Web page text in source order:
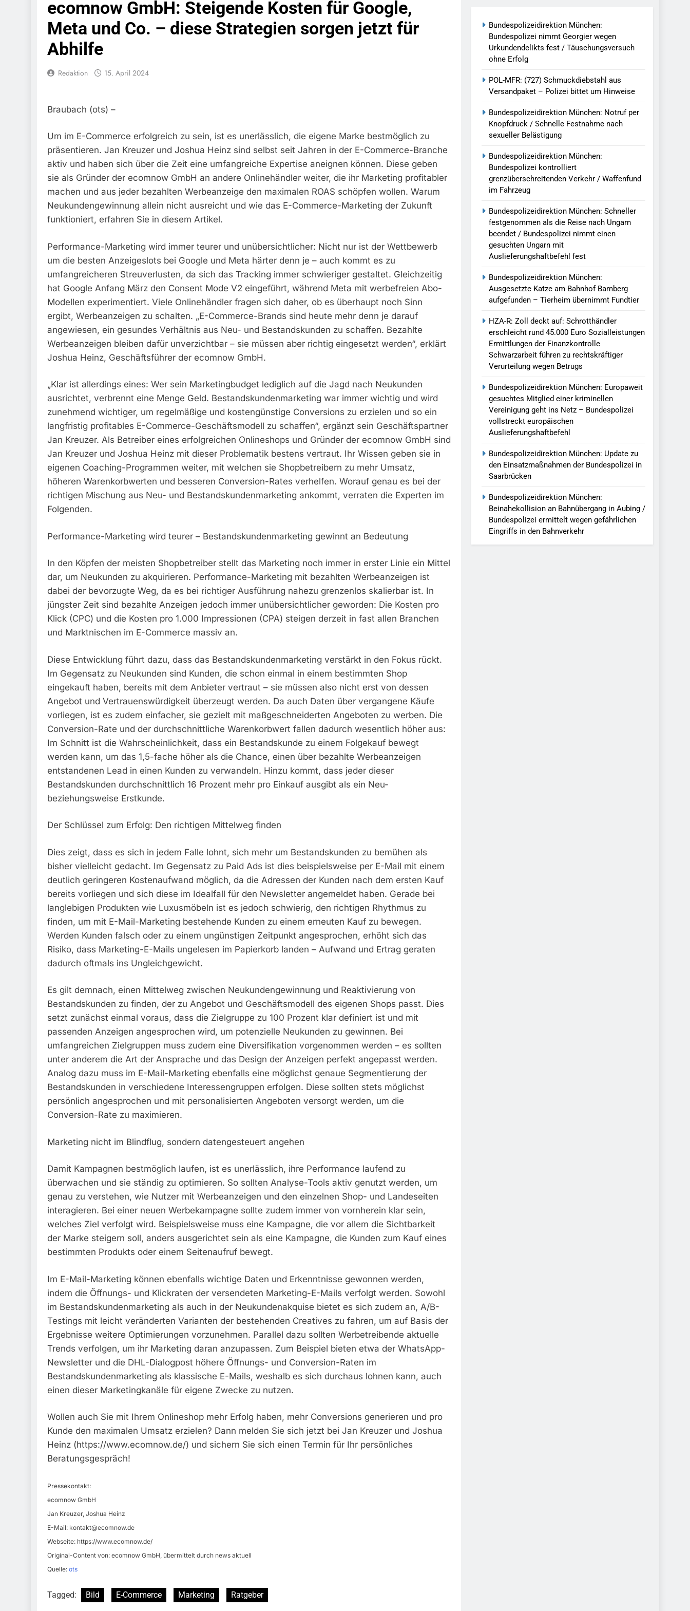
Bundespolizeidirektion München: Bundespolizei Kontrolliert Grenzüberschreitenden Verkehr / Waffenfund Im
Fahrzeug
7. August 2026
Bundespolizeidirektion München: Schneller Festgenommen Als Die Reise Nach Ungarn Beendet / Bundespolizei Nimmt
Bundespolizeidirektion München: Ausgesetzte Katze Am Bahnhof Bamberg Aufgefunden – Tierheim Übernimmt
HZA-R: Zoll Deckt Auf: Schrotthändler Erschleicht Rund 45.000 Euro Sozialleistungen Ermittlungen Der Finanzkontrolle
6. August 2026
Bundespolizeidirektion München: Europaweit Gesuchtes Mitglied Einer Kriminellen Vereinigung Geht Ins Netz –
Bundespolizei Vollstreckt Europäischen Auslieferungshaftbefehl
6. August 2026
Bundespolizeidirektion München: Update Zu Den Einsatzmaßnahmen Der Bundespolizei In Saarbrücken
5. August 2026
Bundespolizeidirektion München: Beinahekollision An Bahnübergang In Aubing / Bundespolizei Ermittelt Wegen
Gefährlichen Eingriffs In Den Bahnverkehr
ecomnow GmbH: Steigende Kosten für Google,
Meta und Co. – diese Strategien sorgen jetzt für
Abhilfe
Redaktion 15. April 2024
Braubach (ots) –
Um im E-Commerce erfolgreich zu sein, ist es unerlässlich, die eigene Marke bestmöglich zu
präsentieren. Jan Kreuzer und Joshua Heinz sind selbst seit Jahren in der E-Commerce-Branche
aktiv und haben sich über die Zeit eine umfangreiche Expertise aneignen können. Diese geben
sie als Gründer der ecomnow GmbH an andere Onlinehändler weiter, die ihr Marketing profitabler
machen und aus jeder bezahlten Werbeanzeige den maximalen ROAS schöpfen wollen. Warum
Neukundengewinnung allein nicht ausreicht und wie das E-Commerce-Marketing der Zukunft
funktioniert, erfahren Sie in diesem Artikel.
Performance-Marketing wird immer teurer und unübersichtlicher: Nicht nur ist der Wettbewerb
um die besten Anzeigeslots bei Google und Meta härter denn je – auch kommt es zu
umfangreicheren Streuverlusten, da sich das Tracking immer schwieriger gestaltet. Gleichzeitig
hat Google Anfang März den Consent Mode V2 eingeführt, während Meta mit werbefreien Abo-
Modellen experimentiert. Viele Onlinehändler fragen sich daher, ob es überhaupt noch Sinn
ergibt, Werbeanzeigen zu schalten. „E-Commerce-Brands sind heute mehr denn je darauf
angewiesen, ein gesundes Verhältnis aus Neu- und Bestandskunden zu schaffen. Bezahlte
Werbeanzeigen bleiben dafür unverzichtbar – sie müssen aber richtig eingesetzt werden“, erklärt
Joshua Heinz, Geschäftsführer der ecomnow GmbH.
„Klar ist allerdings eines: Wer sein Marketingbudget lediglich auf die Jagd nach Neukunden
ausrichtet, verbrennt eine Menge Geld. Bestandskundenmarketing war immer wichtig und wird
zunehmend wichtiger, um regelmäßige und kostengünstige Conversions zu erzielen und so ein
langfristig profitables E-Commerce-Geschäftsmodell zu schaffen“, ergänzt sein Geschäftspartner
Jan Kreuzer. Als Betreiber eines erfolgreichen Onlineshops und Gründer der ecomnow GmbH sind
Jan Kreuzer und Joshua Heinz mit dieser Problematik bestens vertraut. Ihr Wissen geben sie in
eigenen Coaching-Programmen weiter, mit welchen sie Shopbetreibern zu mehr Umsatz,
höheren Warenkorbwerten und besseren Conversion-Rates verhelfen. Worauf genau es bei der
richtigen Mischung aus Neu- und Bestandskundenmarketing ankommt, verraten die Experten im
Folgenden.
Performance-Marketing wird teurer – Bestandskundenmarketing gewinnt an Bedeutung
In den Köpfen der meisten Shopbetreiber stellt das Marketing noch immer in erster Linie ein Mittel
dar, um Neukunden zu akquirieren. Performance-Marketing mit bezahlten Werbeanzeigen ist
dabei der bevorzugte Weg, da es bei richtiger Ausführung nahezu grenzenlos skalierbar ist. In
jüngster Zeit sind bezahlte Anzeigen jedoch immer unübersichtlicher geworden: Die Kosten pro
Klick (CPC) und die Kosten pro 1.000 Impressionen (CPA) steigen derzeit in fast allen Branchen
und Marktnischen im E-Commerce massiv an.
Diese Entwicklung führt dazu, dass das Bestandskundenmarketing verstärkt in den Fokus rückt.
Im Gegensatz zu Neukunden sind Kunden, die schon einmal in einem bestimmten Shop
eingekauft haben, bereits mit dem Anbieter vertraut – sie müssen also nicht erst von dessen
Angebot und Vertrauenswürdigkeit überzeugt werden. Da auch Daten über vergangene Käufe
vorliegen, ist es zudem einfacher, sie gezielt mit maßgeschneiderten Angeboten zu werben. Die
Conversion-Rate und der durchschnittliche Warenkorbwert fallen dadurch wesentlich höher aus:
Im Schnitt ist die Wahrscheinlichkeit, dass ein Bestandskunde zu einem Folgekauf bewegt
werden kann, um das 1,5-fache höher als die Chance, einen über bezahlte Werbeanzeigen
entstandenen Lead in einen Kunden zu verwandeln. Hinzu kommt, dass jeder dieser
Bestandskunden durchschnittlich 16 Prozent mehr pro Einkauf ausgibt als ein Neu-
beziehungsweise Erstkunde.
Der Schlüssel zum Erfolg: Den richtigen Mittelweg finden
Dies zeigt, dass es sich in jedem Falle lohnt, sich mehr um Bestandskunden zu bemühen als
bisher vielleicht gedacht. Im Gegensatz zu Paid Ads ist dies beispielsweise per E-Mail mit einem
deutlich geringeren Kostenaufwand möglich, da die Adressen der Kunden nach dem ersten Kauf
bereits vorliegen und sich diese im Idealfall für den Newsletter angemeldet haben. Gerade bei
langlebigen Produkten wie Luxusmöbeln ist es jedoch schwierig, den richtigen Rhythmus zu
finden, um mit E-Mail-Marketing bestehende Kunden zu einem erneuten Kauf zu bewegen.
Werden Kunden falsch oder zu einem ungünstigen Zeitpunkt angesprochen, erhöht sich das
Risiko, dass Marketing-E-Mails ungelesen im Papierkorb landen – Aufwand und Ertrag geraten
dadurch oftmals ins Ungleichgewicht.
Es gilt demnach, einen Mittelweg zwischen Neukundengewinnung und Reaktivierung von
Bestandskunden zu finden, der zu Angebot und Geschäftsmodell des eigenen Shops passt. Dies
setzt zunächst einmal voraus, dass die Zielgruppe zu 100 Prozent klar definiert ist und mit
passenden Anzeigen angesprochen wird, um potenzielle Neukunden zu gewinnen. Bei
umfangreichen Zielgruppen muss zudem eine Diversifikation vorgenommen werden – es sollten
unter anderem die Art der Ansprache und das Design der Anzeigen perfekt angepasst werden.
Analog dazu muss im E-Mail-Marketing ebenfalls eine möglichst genaue Segmentierung der
Bestandskunden in verschiedene Interessengruppen erfolgen. Diese sollten stets möglichst
persönlich angesprochen und mit personalisierten Angeboten versorgt werden, um die
Conversion-Rate zu maximieren.
Marketing nicht im Blindflug, sondern datengesteuert angehen
Damit Kampagnen bestmöglich laufen, ist es unerlässlich, ihre Performance laufend zu
überwachen und sie ständig zu optimieren. So sollten Analyse-Tools aktiv genutzt werden, um
genau zu verstehen, wie Nutzer mit Werbeanzeigen und den einzelnen Shop- und Landeseiten
interagieren. Bei einer neuen Werbekampagne sollte zudem immer von vornherein klar sein,
welches Ziel verfolgt wird. Beispielsweise muss eine Kampagne, die vor allem die Sichtbarkeit
der Marke steigern soll, anders ausgerichtet sein als eine Kampagne, die Kunden zum Kauf eines
bestimmten Produkts oder einem Seitenaufruf bewegt.
Im E-Mail-Marketing können ebenfalls wichtige Daten und Erkenntnisse gewonnen werden,
indem die Öffnungs- und Klickraten der versendeten Marketing-E-Mails verfolgt werden. Sowohl
im Bestandskundenmarketing als auch in der Neukundenakquise bietet es sich zudem an, A/B-
Testings mit leicht veränderten Varianten der bestehenden Creatives zu fahren, um auf Basis der
Ergebnisse weitere Optimierungen vorzunehmen. Parallel dazu sollten Werbetreibende aktuelle
Trends verfolgen, um ihr Marketing daran anzupassen. Zum Beispiel bieten etwa der WhatsApp-
Newsletter und die DHL-Dialogpost höhere Öffnungs- und Conversion-Raten im
Bestandskundenmarketing als klassische E-Mails, weshalb es sich durchaus lohnen kann, auch
einen dieser Marketingkanäle für eigene Zwecke zu nutzen.
Wollen auch Sie mit Ihrem Onlineshop mehr Erfolg haben, mehr Conversions generieren und pro
Kunde den maximalen Umsatz erzielen? Dann melden Sie sich jetzt bei Jan Kreuzer und Joshua
Heinz (https://www.ecomnow.de/) und sichern Sie sich einen Termin für Ihr persönliches
Beratungsgespräch!
Pressekontakt:
ecomnow GmbH
Jan Kreuzer, Joshua Heinz
E-Mail: kontakt@ecomnow.de
Webseite: https://www.ecomnow.de/
Original-Content von: ecomnow GmbH, übermittelt durch news aktuell
Quelle: ots
Tagged: Bild E-Commerce Marketing Ratgeber
Bundespolizeidirektion München:
Bundespolizei nimmt Georgier wegen
Urkundendelikts fest / Täuschungsversuch
ohne Erfolg
POL-MFR: (727) Schmuckdiebstahl aus
Versandpaket – Polizei bittet um Hinweise
Bundespolizeidirektion München: Notruf per
Knopfdruck / Schnelle Festnahme nach
sexueller Belästigung
Bundespolizeidirektion München:
Bundespolizei kontrolliert
grenzüberschreitenden Verkehr / Waffenfund
im Fahrzeug
Bundespolizeidirektion München: Schneller
festgenommen als die Reise nach Ungarn
beendet / Bundespolizei nimmt einen
gesuchten Ungarn mit
Auslieferungshaftbefehl fest
Bundespolizeidirektion München:
Ausgesetzte Katze am Bahnhof Bamberg
aufgefunden – Tierheim übernimmt Fundtier
HZA-R: Zoll deckt auf: Schrotthändler
erschleicht rund 45.000 Euro Sozialleistungen
Ermittlungen der Finanzkontrolle
Schwarzarbeit führen zu rechtskräftiger
Verurteilung wegen Betrugs
Bundespolizeidirektion München: Europaweit
gesuchtes Mitglied einer kriminellen
Vereinigung geht ins Netz – Bundespolizei
vollstreckt europäischen
Auslieferungshaftbefehl
Bundespolizeidirektion München: Update zu
den Einsatzmaßnahmen der Bundespolizei in
Saarbrücken
Bundespolizeidirektion München:
Beinahekollision an Bahnübergang in Aubing /
Bundespolizei ermittelt wegen gefährlichen
Eingriffs in den Bahnverkehr